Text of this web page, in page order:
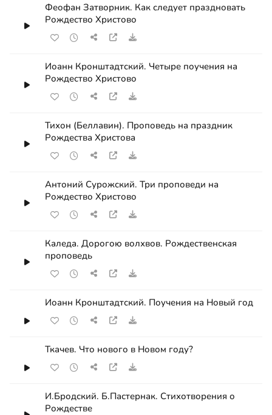
Феофан Затворник. Как следует праздновать
Рождество Христово
Иоанн Кронштадтский. Четыре поучения на
Рождество Христово
Тихон (Беллавин). Проповедь на праздник
Рождества Христова
Антоний Сурожский. Три проповеди на
Рождество Христово
Каледа. Дорогою волхвов. Рождественская
проповедь
Иоанн Кронштадтский. Поучения на Новый год
Ткачев. Что нового в Новом году?
И.Бродский. Б.Пастернак. Стихотворения о
Рождестве